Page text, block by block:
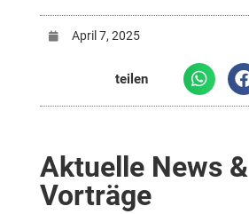
April 7, 2025
teilen
Aktuelle News &
Vorträge